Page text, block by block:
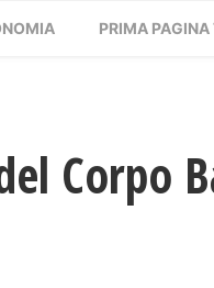
PRIMA PAGINA
Corpo